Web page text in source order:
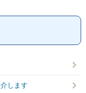
します